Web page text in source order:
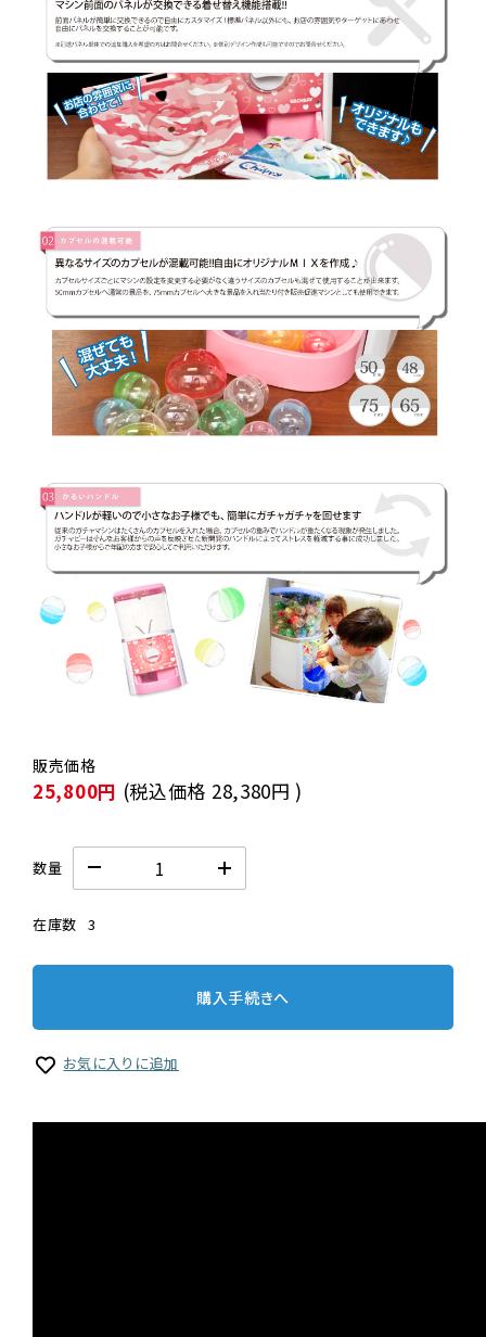
25,800円 (税込価格 28,380円 )
数量
在庫数 3
購入手続きへ
お気に入りに追加